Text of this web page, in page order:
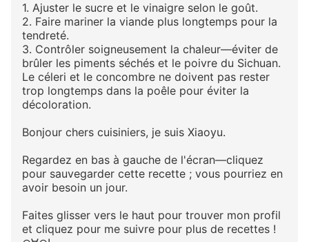
1. Ajuster le sucre et le vinaigre selon le goût.
2. Faire mariner la viande plus longtemps pour la
tendreté.
3. Contrôler soigneusement la chaleur—éviter de
brûler les piments séchés et le poivre du Sichuan.
Le céleri et le concombre ne doivent pas rester
trop longtemps dans la poêle pour éviter la
décoloration.
Bonjour chers cuisiniers, je suis Xiaoyu.
Regardez en bas à gauche de l'écran—cliquez
pour sauvegarder cette recette ; vous pourriez en
avoir besoin un jour.
Faites glisser vers le haut pour trouver mon profil
et cliquez pour me suivre pour plus de recettes !